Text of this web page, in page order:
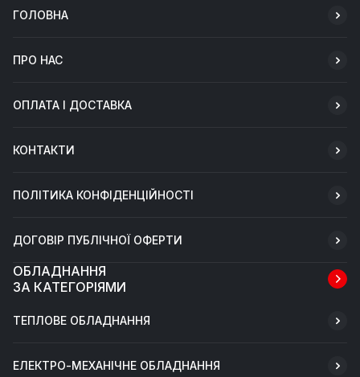
ГОЛОВНА
ПРО НАС
ОПЛАТА І ДОСТАВКА
КОНТАКТИ
ПОЛІТИКА КОНФІДЕНЦІЙНОСТІ
ДОГОВІР ПУБЛІЧНОЇ ОФЕРТИ
ОБЛАДНАННЯ
ЗА КАТЕГОРІЯМИ
ТЕПЛОВЕ ОБЛАДНАННЯ
ЕЛЕКТРО-МЕХАНІЧНЕ ОБЛАДНАННЯ